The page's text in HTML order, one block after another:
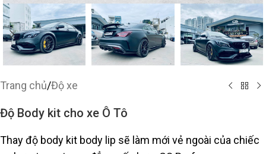
Trang chủ/Độ xe
Độ Body kit cho xe Ô Tô
Thay độ body kit body lip sẽ làm mới vẻ ngoài của chiếc